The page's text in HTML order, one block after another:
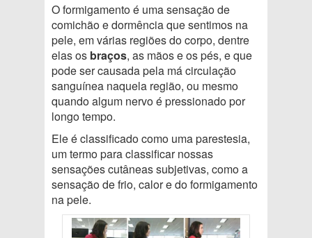
O formigamento é uma sensação de
comichão e dormência que sentimos na
pele, em várias regiões do corpo, dentre
elas os braços, as mãos e os pés, e que
pode ser causada pela má circulação
sanguínea naquela região, ou mesmo
quando algum nervo é pressionado por
longo tempo.
Ele é classificado como uma parestesia,
um termo para classificar nossas
sensações cutâneas subjetivas, como a
sensação de frio, calor e do formigamento
na pele.